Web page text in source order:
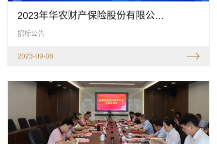
2023年华农财产保险股份有限公...
招标公告
2023-09-08